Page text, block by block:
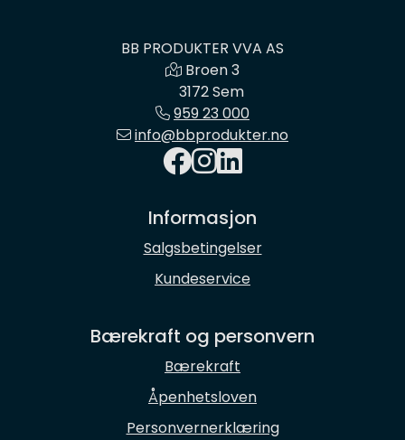
BB PRODUKTER VVA AS
Broen 3
3172 Sem
959 23 000
info@bbprodukter.no
Informasjon
Salgsbetingelser
Kundeservice
Bærekraft og personvern
Bærekraft
Åpenhetsloven
Personvernerklæring